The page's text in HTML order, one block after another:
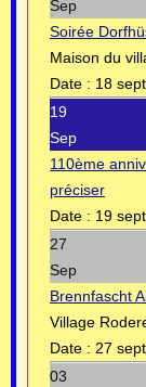
Sep
Soirée
Maison du
Date : 18
19
Sep
110ème
préciser
Date : 19
27
Sep
Brennfascht
Village
Date : 27
03